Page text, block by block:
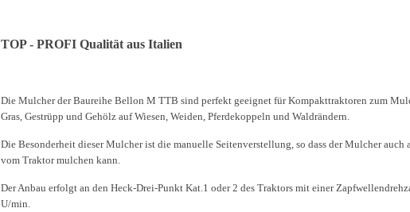
TOP - PROFI Qualität aus Italien
Die Mulcher der Baureihe Bellon M TTB sind perfekt geeignet für Kompakttraktoren zum
Gras, Gestrüpp und Gehölz auf Wiesen, Weiden, Pferdekoppeln und Waldrändern.
Die Besonderheit dieser Mulcher ist die manuelle Seitenverstellung, so dass der Mulcher auch
vom Traktor mulchen kann.
Der Anbau erfolgt an den Heck-Drei-Punkt Kat.1 oder 2 des Traktors mit einer
U/min.